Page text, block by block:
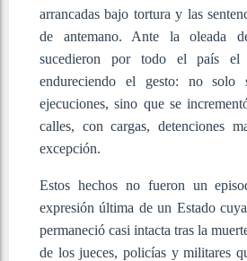
arrancadas bajo tortura y las
de antemano. Ante la oleada
sucedieron por todo el país el
endureciendo el gesto: no solo
ejecuciones, sino que se
calles, con cargas, detenciones
excepción.
Estos hechos no fueron un
expresión última de un Estado
permaneció casi intacta tras la
de los jueces, policías y militares